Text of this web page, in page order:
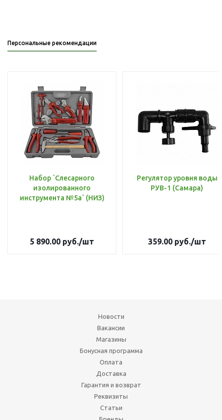
Персональные рекомендации
Набор `Слесарного
изолированного
инструмента №5а` (НИЗ)
5 890.00 руб./шт
Регулятор уровня воды
РУВ-1 (Самара)
359.00руб./шт
Новости
Вакансии
Магазины
Бонусная программа
Оплата
Доставка
Гарантия и возврат
Реквизиты
Статьи